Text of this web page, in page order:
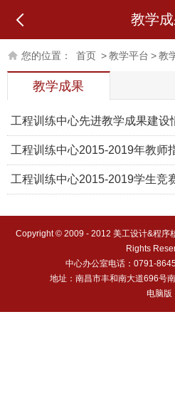
教学
您的位置： 首页 >教学平台 >教
教学成果
工程训练中心先进教学成果建设
年）
工程训练中心2015-2019年教师
表
工程训练中心2015-2019学生竞
Copyright © 2009 - 2012 美工设计&程序
Rights
中心办公室电话：0791-
地址：南昌市丰和南大道696号
电脑版